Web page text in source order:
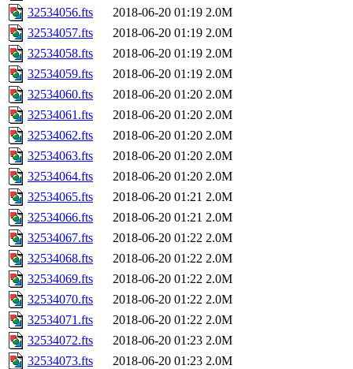
32534056.fts
2018-06-20 01:19 2.0M
32534057.fts
2018-06-20 01:19 2.0M
32534058.fts
2018-06-20 01:19 2.0M
32534059.fts
2018-06-20 01:19 2.0M
32534060.fts
2018-06-20 01:20 2.0M
32534061.fts
2018-06-20 01:20 2.0M
32534062.fts
2018-06-20 01:20 2.0M
32534063.fts
2018-06-20 01:20 2.0M
32534064.fts
2018-06-20 01:20 2.0M
32534065.fts
2018-06-20 01:21 2.0M
32534066.fts
2018-06-20 01:21 2.0M
32534067.fts
2018-06-20 01:22 2.0M
32534068.fts
2018-06-20 01:22 2.0M
32534069.fts
2018-06-20 01:22 2.0M
32534070.fts
2018-06-20 01:22 2.0M
32534071.fts
2018-06-20 01:22 2.0M
32534072.fts
2018-06-20 01:23 2.0M
32534073.fts
2018-06-20 01:23 2.0M